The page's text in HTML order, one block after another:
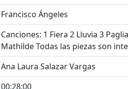
Francisco Ángeles
Canciones: 1 Fiera 2 Lluvia 3
Mathilde Todas las piezas son
Ana Laura Salazar Vargas
00:28:00